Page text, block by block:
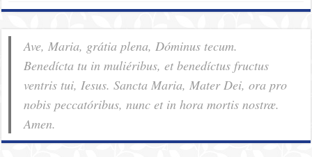
Ave, Maria, grátia plena, Dóminus tecum.
Benedícta tu in muliéribus, et benedíctus fructus
ventris tui, Iesus. Sancta Maria, Mater Dei, ora pro
nobis pec­ca­tóribus, nunc et in hora mortis nostræ.
Amen.